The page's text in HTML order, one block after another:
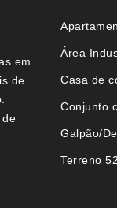
em
de
de
Área
Casa de
Conjunto
Galpão/
Terreno 52